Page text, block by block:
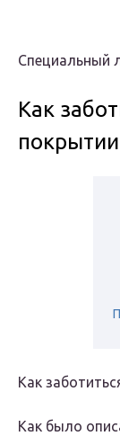
Специальный
Как
Как
Как было